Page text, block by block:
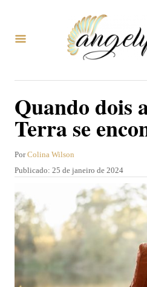
Quando dois
Terra se
PorA
u
t
r
Colina Wilson
P
b
l
i
c
a
d
Publicado: 25 de janeiro de 2024